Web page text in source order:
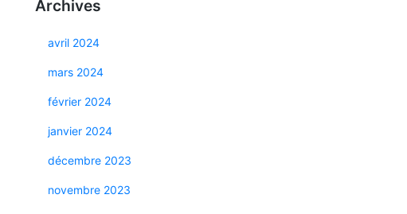
Archives
avril 2024
mars 2024
février 2024
janvier 2024
décembre 2023
novembre 2023